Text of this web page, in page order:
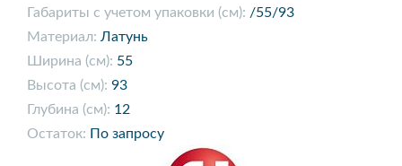
Габариты с учетом упаковки (см): /55/93
Материал: Латунь
Ширина (см): 55
Высота (см): 93
Глубина (см): 12
Остаток: По запросу